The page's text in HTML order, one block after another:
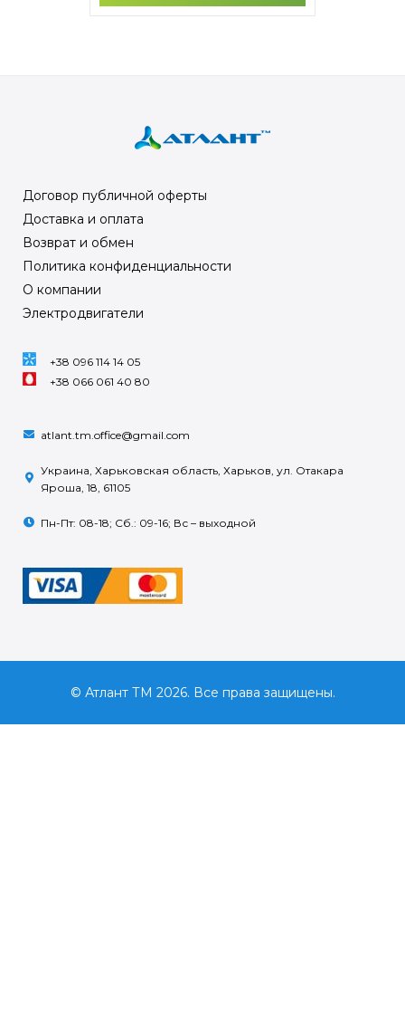
Договор публичной оферты
Доставка и оплата
Возврат и обмен
Политика конфиденциальности
О компании
Электродвигатели
+38 096 114 14 05
+38 066 061 40 80
atlant.tm.office@gmail.com
Украина, Харьковская область, Харьков, ул. Отакара
Яроша, 18, 61105
Пн-Пт: 08-18; Сб.: 09-16; Вс – выходной
© Атлант ТМ 2026. Все права защищены.